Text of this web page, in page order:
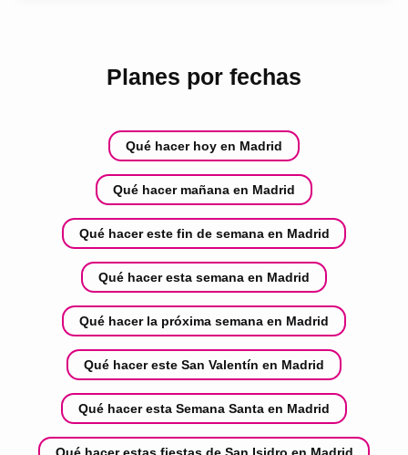
Planes por fechas
Qué hacer hoy en Madrid
Qué hacer mañana en Madrid
Qué hacer este fin de semana en Madrid
Qué hacer esta semana en Madrid
Qué hacer la próxima semana en Madrid
Qué hacer este San Valentín en Madrid
Qué hacer esta Semana Santa en Madrid